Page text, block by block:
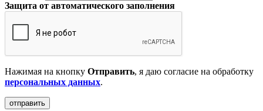
Защита от автоматического заполнения
Нажимая на кнопку Отправить, я даю согласие на обработку
персональных данных.